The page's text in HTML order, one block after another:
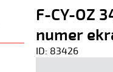
F-CY-OZ
numer
ID: 83426